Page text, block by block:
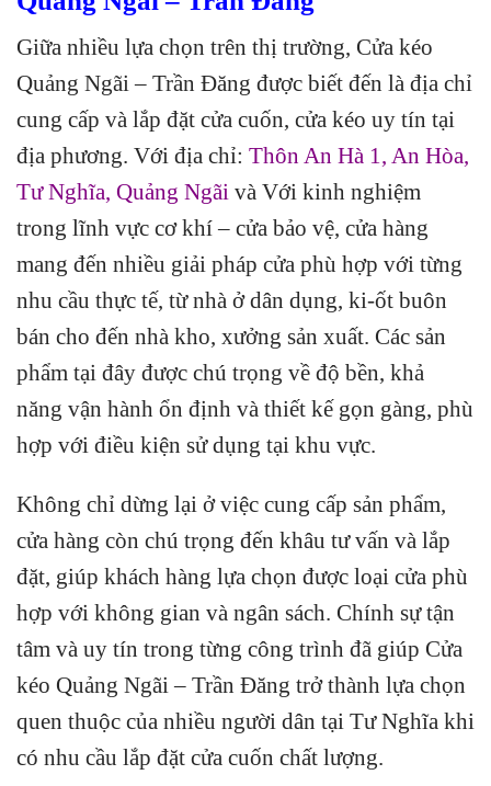
Giữa nhiều lựa chọn trên thị trường, Cửa kéo
Quảng Ngãi – Trần Đăng được biết đến là địa chỉ
cung cấp và lắp đặt cửa cuốn, cửa kéo uy tín tại
địa phương. Với địa chỉ: Thôn An Hà 1, An Hòa,
Tư Nghĩa, Quảng Ngãi và Với kinh nghiệm
trong lĩnh vực cơ khí – cửa bảo vệ, cửa hàng
mang đến nhiều giải pháp cửa phù hợp với từng
nhu cầu thực tế, từ nhà ở dân dụng, ki-ốt buôn
bán cho đến nhà kho, xưởng sản xuất. Các sản
phẩm tại đây được chú trọng về độ bền, khả
năng vận hành ổn định và thiết kế gọn gàng, phù
hợp với điều kiện sử dụng tại khu vực.
Không chỉ dừng lại ở việc cung cấp sản phẩm,
cửa hàng còn chú trọng đến khâu tư vấn và lắp
đặt, giúp khách hàng lựa chọn được loại cửa phù
hợp với không gian và ngân sách. Chính sự tận
tâm và uy tín trong từng công trình đã giúp Cửa
kéo Quảng Ngãi – Trần Đăng trở thành lựa chọn
quen thuộc của nhiều người dân tại Tư Nghĩa khi
có nhu cầu lắp đặt cửa cuốn chất lượng.